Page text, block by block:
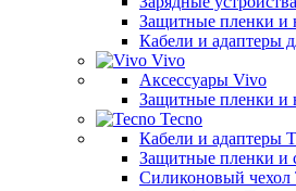
Защитные пленки и
Кабели и адаптеры
Vivo
Аксессуары Vivo
Защитные пленки и
Tecno
Кабели и адаптеры
Защитные пленки и
Силиконовый чехол